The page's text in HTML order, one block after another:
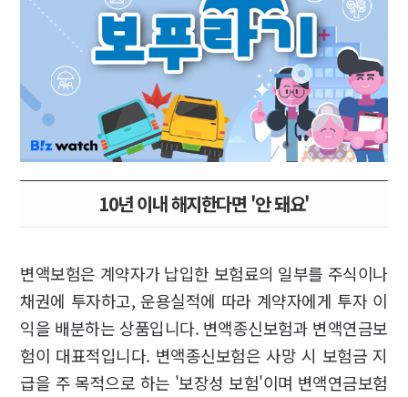
10년 이내 해지한다면 '안 돼요'
변액보험은 계약자가 납입한 보험료의 일부를 주식이나
채권에 투자하고, 운용실적에 따라 계약자에게 투자 이
익을 배분하는 상품입니다. 변액종신보험과 변액연금보
험이 대표적입니다. 변액종신보험은 사망 시 보험금 지
급을 주 목적으로 하는 '보장성 보험'이며 변액연금보험